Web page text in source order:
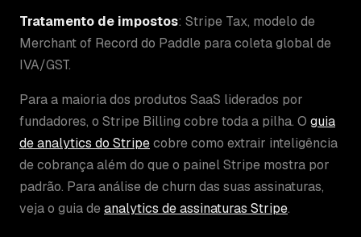
Tratamento de impostos: Stripe Tax, modelo de
Merchant of Record do Paddle para coleta global de
IVA/GST.
Para a maioria dos produtos SaaS liderados por
fundadores, o Stripe Billing cobre toda a pilha. O guia
de analytics do Stripecobre como extrair inteligência
de cobrança além do que o painel Stripe mostra por
padrão. Para análise de churn das suas assinaturas,
veja o guia de analytics de assinaturas Stripe.